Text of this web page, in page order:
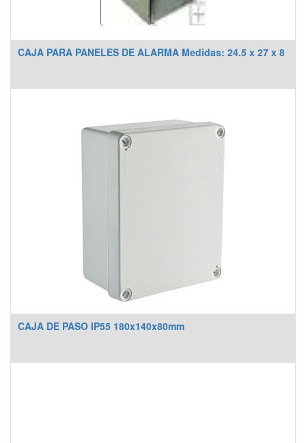
CAJA PARA PANELES DE ALARMA Medidas: 24.5 x 27 x 8
CAJA DE PASO IP55 180x140x80mm